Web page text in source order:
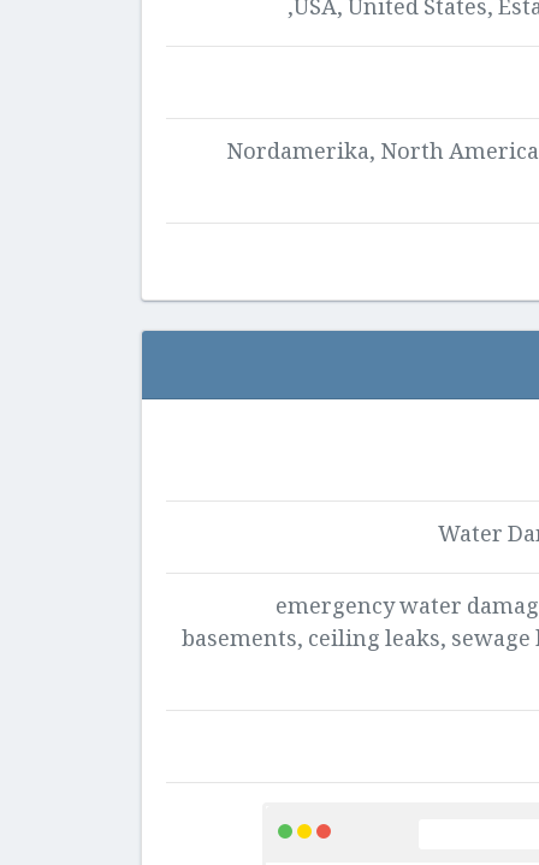
USA, United States,
Nordamerika, North
Water
24/7 emergency water
basements, ceiling leaks,